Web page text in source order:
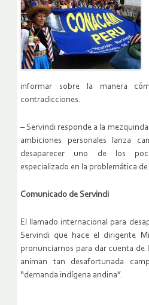
informar sobre la manera
contradicciones.
– Servindi responde a la
ambiciones personales lanza
desaparecer uno de los
especializado en la problemática
Comunicado de Servindi
El llamado internacional para
Servindi que hace el dirigente
pronunciarnos para dar cuenta de
animan tan desafortunada
“demanda indígena andina”.